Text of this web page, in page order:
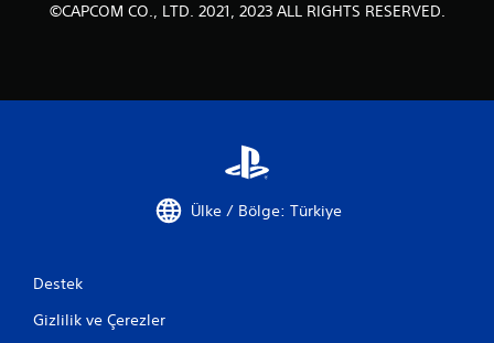
©CAPCOM CO., LTD. 2021, 2023 ALL RIGHTS RESERVED.
Ülke / Bölge: Türkiye
Destek
Gizlilik ve Çerezler